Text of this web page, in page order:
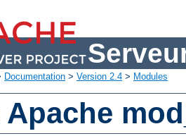
Documentation > Version 2.4 > Modules
Apache